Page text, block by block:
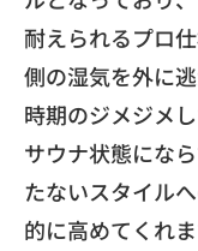
耐えられるプロ
側の湿気を外に
時期のジメジメし
サウナ状態にな
たないスタイルへ
的に高めてくれま